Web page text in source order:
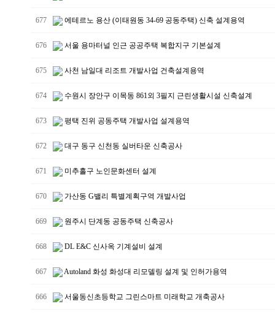
677 에테르노 용산 (이태원동 34-69 공동주택) 신축 설계용역
676 서울 용마터널 인근 공공주택 복합지구 기본설계
675 사천 남일대 리조트 개발사업 건축설계용역
674 수원시 장안구 이목동 861외 3필지 근린생활시설 신축설계
673 평택 진위 공동주택 개발사업 설계용역
672 대구 동구 신천동 실버타운 신축공사
671 미추홀구 노인문화센터 설계
670 가산동 G밸리 특별계획구역 개발사업
669 원주시 단계동 공동주택 신축공사
668 DL E&C 신사옥 기계설비 설계
667 Autoland 화성 화성대 리모델링 설계 및 인허가용역
666 서울동신초등학교 그린스마트 미래학교 개축공사